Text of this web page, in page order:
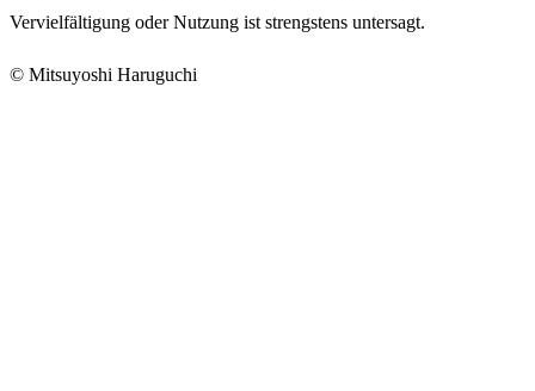
Vervielfältigung oder Nutzung ist strengstens untersagt.
© Mitsuyoshi Haruguchi